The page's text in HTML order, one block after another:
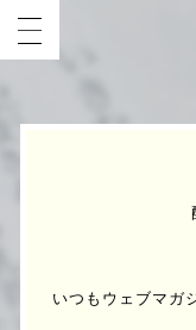
いつもウェブマガ